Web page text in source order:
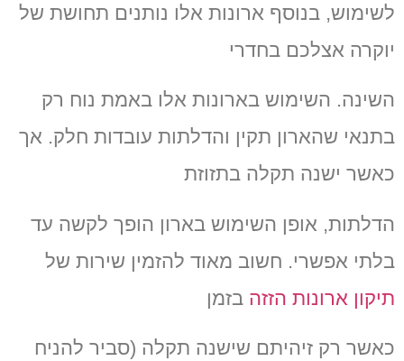
לשימוש, בנוסף ארונות אלו נותנים תחושת של
יוקרה אצלכם בחדרי
השינה. השימוש בארונות אלו באמת נוח רק
בתנאי שהארון תקין והדלתות עובדות חלק. אך
כאשר ישנה תקלה בתזוזת
הדלתות, אופן השימוש בארון הופך לקשה עד
בלתי אפשרי. חשוב מאוד להזמין שירות של
תיקון ארונות הזזה בזמן
כאשר רק זיהיתם שישנה תקלה (סביר להניח